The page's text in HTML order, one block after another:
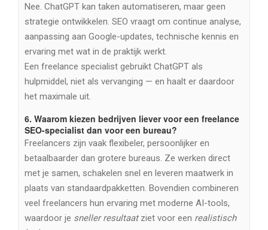
Nee. ChatGPT kan taken automatiseren, maar geen
strategie ontwikkelen. SEO vraagt om continue analyse,
aanpassing aan Google-updates, technische kennis en
ervaring met wat in de praktijk werkt.
Een freelance specialist gebruikt ChatGPT als
hulpmiddel, niet als vervanging — en haalt er daardoor
het maximale uit.
6. Waarom kiezen bedrijven liever voor een freelance
SEO-specialist dan voor een bureau?
Freelancers zijn vaak flexibeler, persoonlijker en
betaalbaarder dan grotere bureaus. Ze werken direct
met je samen, schakelen snel en leveren maatwerk in
plaats van standaardpakketten. Bovendien combineren
veel freelancers hun ervaring met moderne AI-tools,
waardoor je sneller resultaatziet voor een realistisch